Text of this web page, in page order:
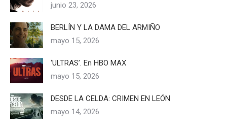
junio 23, 2026
BERLÍN Y LA DAMA DEL ARMIÑO
mayo 15, 2026
‘ULTRAS’. En HBO MAX
mayo 15, 2026
DESDE LA CELDA: CRIMEN EN LEÓN
mayo 14, 2026